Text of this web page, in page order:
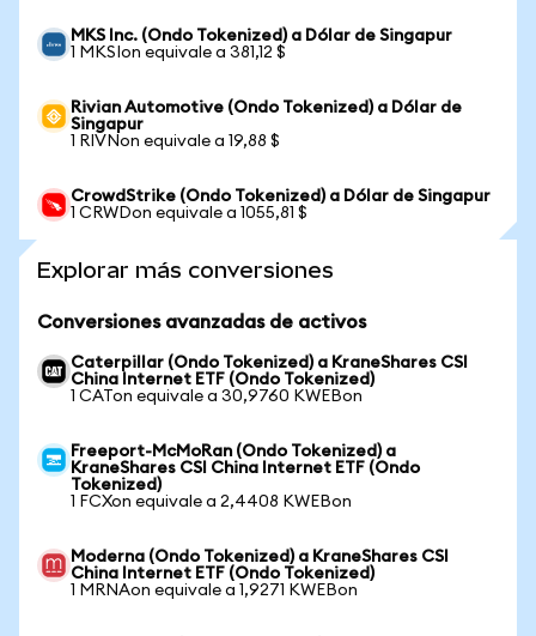
MKS Inc. (Ondo Tokenized) a Dólar de Singapur
1 MKSIon equivale a 381,12 $
Rivian Automotive (Ondo Tokenized) a Dólar de
Singapur
1 RIVNon equivale a 19,88 $
CrowdStrike (Ondo Tokenized) a Dólar de Singapur
1 CRWDon equivale a 1055,81 $
Explorar más conversiones
Conversiones avanzadas de activos
Caterpillar (Ondo Tokenized) a KraneShares CSI
China Internet ETF (Ondo Tokenized)
1 CATon equivale a 30,9760 KWEBon
Freeport-McMoRan (Ondo Tokenized) a
KraneShares CSI China Internet ETF (Ondo
Tokenized)
1 FCXon equivale a 2,4408 KWEBon
Moderna (Ondo Tokenized) a KraneShares CSI
China Internet ETF (Ondo Tokenized)
1 MRNAon equivale a 1,9271 KWEBon